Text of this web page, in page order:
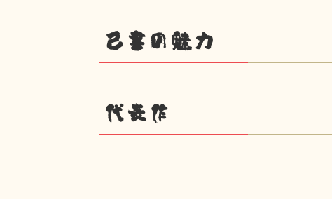
己書の魅力
代表作